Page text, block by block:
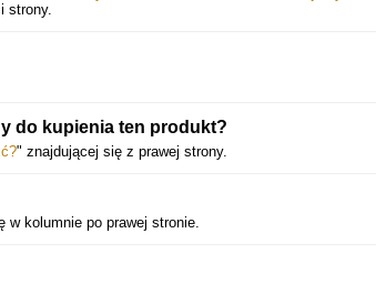
strony.
do kupienia ten produkt?
" znajdującej się z prawej strony.
w kolumnie po prawej stronie.